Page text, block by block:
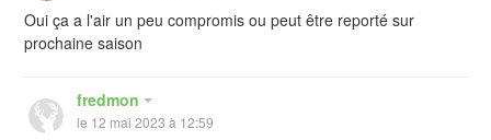
Oui ça a l'air un peu compromis ou peut être reporté sur
prochaine saison
fredmon
le 12 mai 2023 à 12:59